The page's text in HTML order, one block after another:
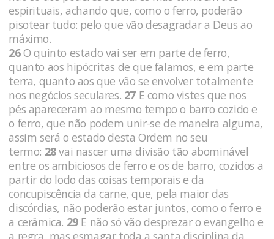
espirituais, achando que, como o ferro, poderão
pisotear tudo: pelo que vão desagradar a Deus ao
máximo.
26O quinto estado vai ser em parte de ferro,
quanto aos hipócritas de que falamos, e em parte
terra, quanto aos que vão se envolver totalmente
nos negócios seculares. 27 E como vistes que nos
pés apareceram ao mesmo tempo o barro cozido e
o ferro, que não podem unir-se de maneira alguma,
assim será o estado desta Ordem no seu
termo: 28vai nascer uma divisão tão abominável
entre os ambiciosos de ferro e os de barro, cozidos a
partir do lodo das coisas temporais e da
concupiscência da carne, que, pela maior das
discórdias, não poderão estar juntos, como o ferro e
a cerâmica. 29E não só vão desprezar o evangelho e
a regra, mas esmagar toda a santa disciplina da